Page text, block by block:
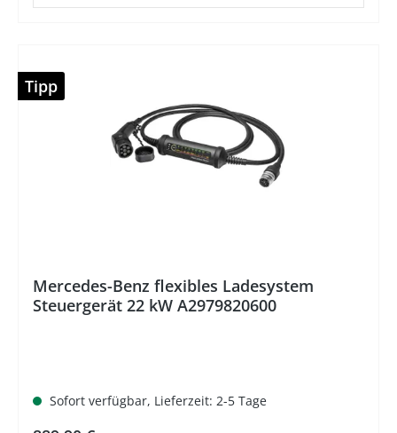
Tipp
Mercedes-Benz flexibles Ladesystem
Steuergerät 22 kW A2979820600
Sofort verfügbar, Lieferzeit: 2-5 Tage